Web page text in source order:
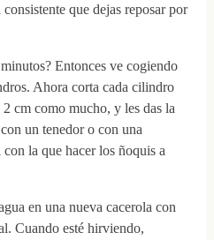
que dejas reposar por
Entonces ve cogiendo
Ahora corta cada cilindro
cm como mucho, y les das la
un tenedor o con una
la que hacer los ñoquis a
en una nueva cacerola con
Cuando esté hirviendo,